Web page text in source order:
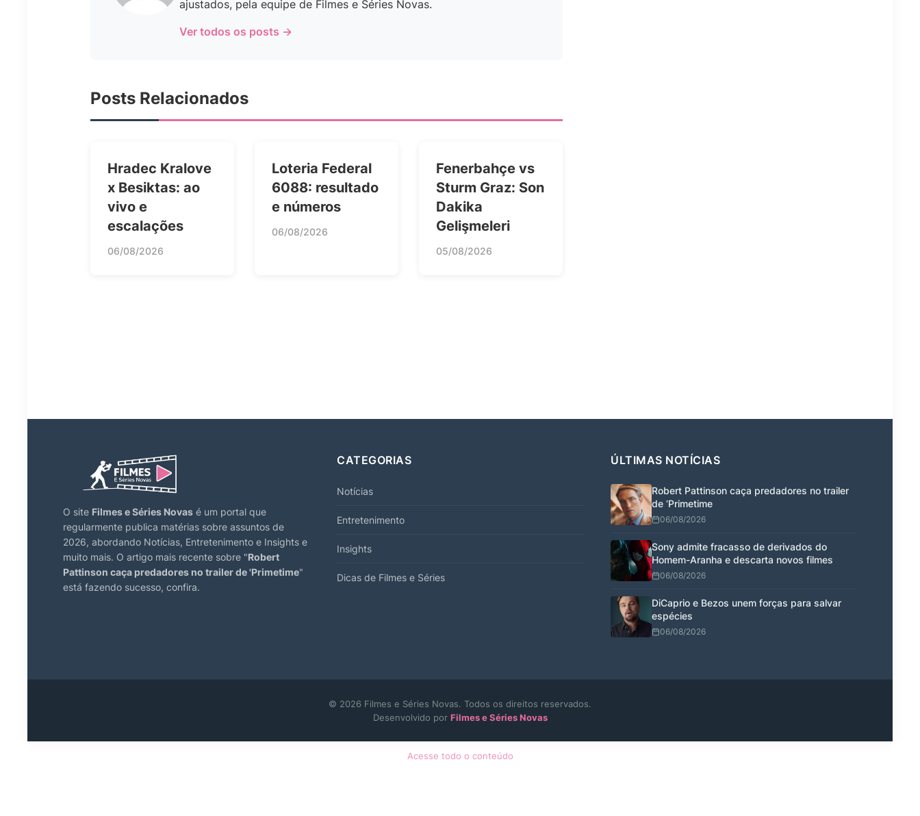
ajustados, pela equipe de Filmes e Séries Novas.
Ver todos os posts →
Posts Relacionados
Hradec Kralove
x Besiktas: ao
vivo e
escalações
06/08/2026
Loteria Federal
6088: resultado
e números
06/08/2026
Fenerbahçe vs
Sturm Graz: Son
Dakika
Gelişmeleri
05/08/2026
O site Filmes e Séries Novas é um portal que
regularmente publica matérias sobre assuntos de
2026, abordando Notícias, Entretenimento e Insights e
muito mais. O artigo mais recente sobre "Robert
Pattinson caça predadores no trailer de 'Primetime"
está fazendo sucesso, confira.
CATEGORIAS
Notícias
Entretenimento
Insights
Dicas de Filmes e Séries
ÚLTIMAS NOTÍCIAS
Robert Pattinson caça predadores no trailer
de ‘Primetime
06/08/2026
Sony admite fracasso de derivados do
Homem-Aranha e descarta novos filmes
06/08/2026
DiCaprio e Bezos unem forças para salvar
espécies
06/08/2026
© 2026 Filmes e Séries Novas. Todos os direitos reservados.
Desenvolvido por Filmes e Séries Novas
Acesse todo o conteúdo